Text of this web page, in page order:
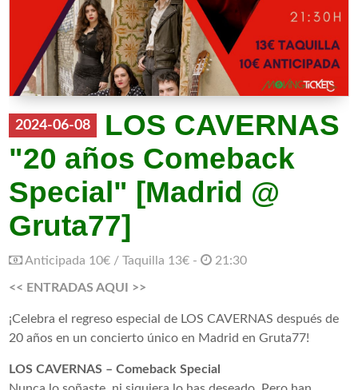
2024-06-08
LOS CAVERNAS
"20 años Comeback
Special" [Madrid @
Gruta77]
Anticipada 10€ / Taquilla 13€ - 21:30
<< ENTRADAS AQUI >>
¡Celebra el regreso especial de LOS CAVERNAS después de
20 años en un concierto único en Madrid en Gruta77!
LOS CAVERNAS – Comeback Special